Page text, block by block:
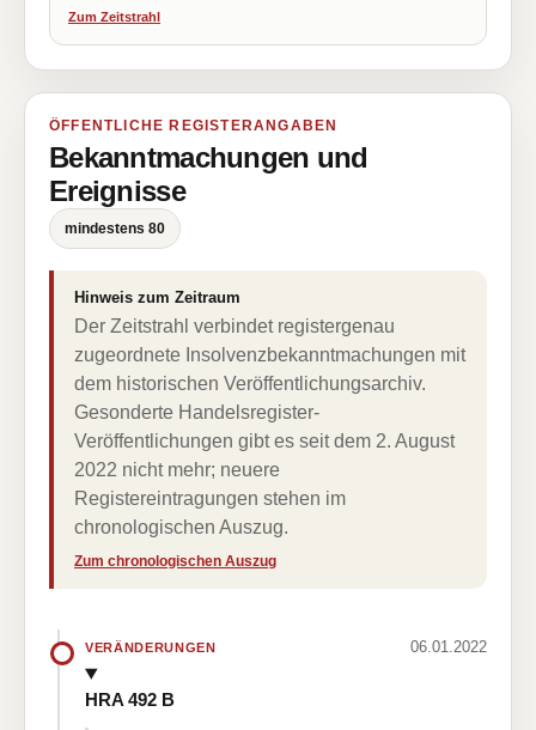
Zum Zeitstrahl
ÖFFENTLICHE REGISTERANGABEN
Bekanntmachungen und
Ereignisse
mindestens 80
Hinweis zum Zeitraum
Der Zeitstrahl verbindet registergenau
zugeordnete Insolvenzbekanntmachungen mit
dem historischen Veröffentlichungsarchiv.
Gesonderte Handelsregister-
Veröffentlichungen gibt es seit dem 2. August
2022 nicht mehr; neuere
Registereintragungen stehen im
chronologischen Auszug.
Zum chronologischen Auszug
VERÄNDERUNGEN 06.01.2022
HRA 492 B